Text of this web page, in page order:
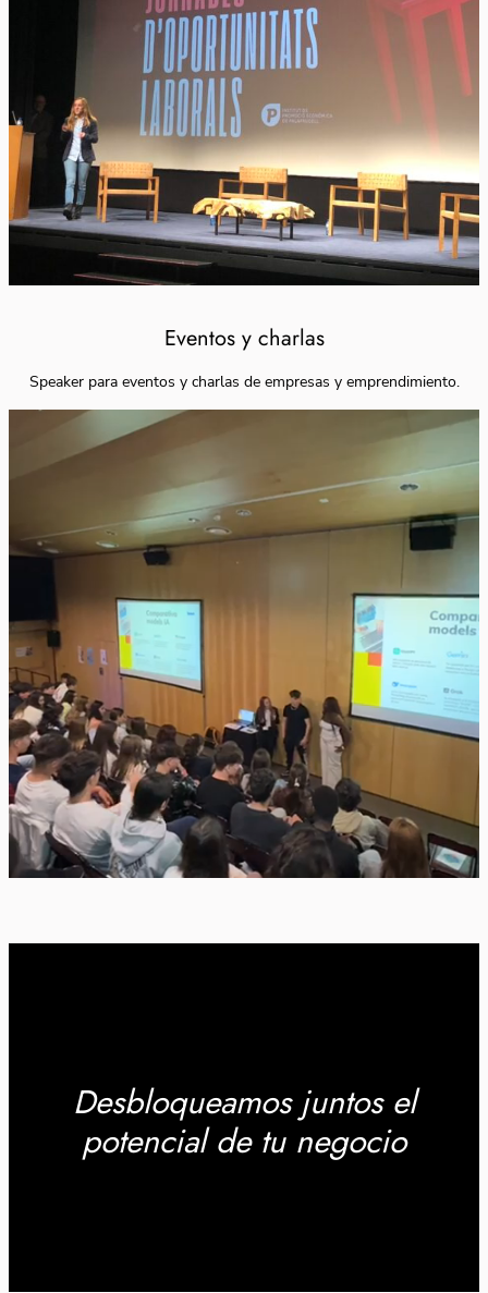
Eventos y charlas
Speaker para eventos y charlas de empresas y emprendimiento.
Desbloqueamos juntos el
potencial de tu negocio